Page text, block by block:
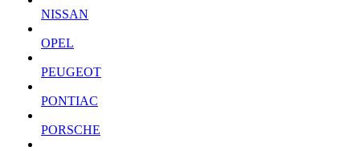
NISSAN
OPEL
PEUGEOT
PONTIAC
PORSCHE